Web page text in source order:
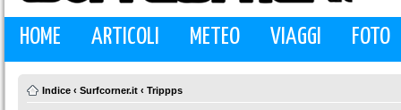
HOME ARTICOLI METEO VIAGGI FOTO
Indice ‹ Surfcorner.it ‹ Trippps